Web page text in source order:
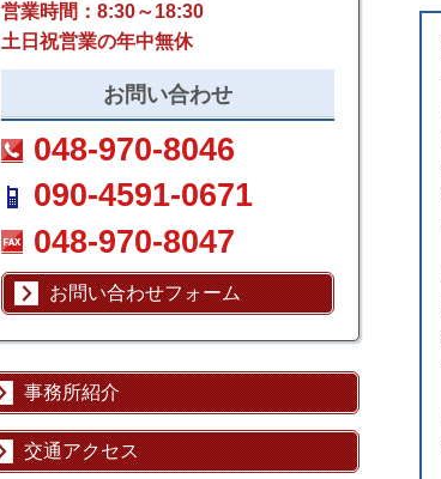
営業時間：8:30～18:30
土日祝営業の年中無休
お問い合わせ
048-970-8046
090-4591-0671
048-970-8047
お問い合わせフォーム
事務所紹介
交通アクセス